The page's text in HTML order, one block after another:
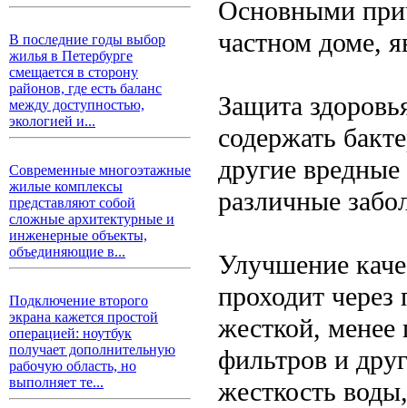
В последние годы выбор
жилья в Петербурге
смещается в сторону
районов, где есть баланс
между доступностью,
экологией и...
Современные многоэтажные
жилые комплексы
представляют собой
сложные архитектурные и
инженерные объекты,
объединяющие в...
Подключение второго
экрана кажется простой
операцией: ноутбук
получает дополнительную
рабочую область, но
выполняет те...
Основными
частном доме,
Защита
содержать
другие
различные
Улучшение
проходит
жесткой,
фильтров и
жесткость